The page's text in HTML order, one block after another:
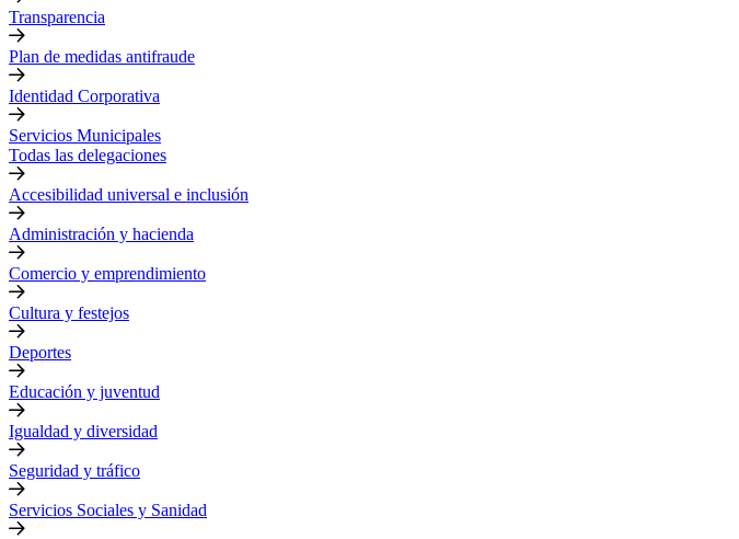
Transparencia
Plan de medidas antifraude
Identidad Corporativa
Servicios Municipales
Todas las delegaciones
Accesibilidad universal e inclusión
Administración y hacienda
Comercio y emprendimiento
Cultura y festejos
Deportes
Educación y juventud
Igualdad y diversidad
Seguridad y tráfico
Servicios Sociales y Sanidad